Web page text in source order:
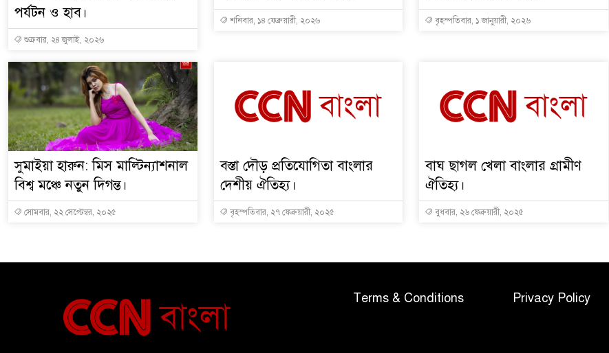
পর্যটন ও হাব।
শুক্রবার, ২৪ জুলাই, ২০২৬
শনিবার, ১৪ ফেব্রুয়ারী, ২০২৬ বৃহস্পতিবার, ১ জানুয়ারী, ২০২৬
সুমাইয়া হারুন: মিস মাল্টিন্যাশনাল
বিশ্ব মঞ্চে নতুন দিগন্ত।
সোমবার, ২২ সেপ্টেম্বর, ২০২৫
বস্তা দৌড় প্রতিযোগিতা বাংলার
দেশীয় ঐতিহ্য।
বৃহস্পতিবার, ২৭ ফেব্রুয়ারী, ২০২৫
বাঘ ছাগল খেলা বাংলার গ্রামীণ
ঐতিহ্য।
বুধবার, ২৬ ফেব্রুয়ারী, ২০২৫
Terms & Conditions Privacy Policy